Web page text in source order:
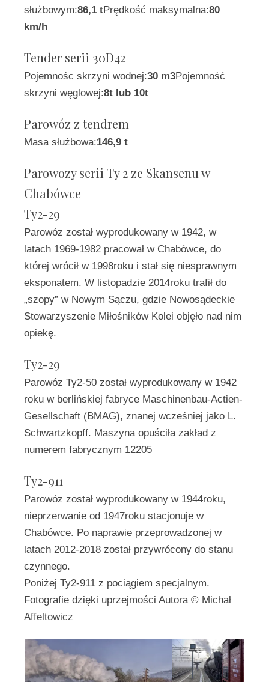
służbowym:86,1 tPrędkość maksymalna:80
km/h
Tender serii 30D42
Pojemnośc skrzyni wodnej:30 m3Pojemność
skrzyni węglowej:8t lub 10t
Parowóz z tendrem
Masa służbowa:146,9 t
Parowozy serii Ty 2 ze Skansenu w
Chabówce
Ty2-29
Parowóz został wyprodukowany w 1942, w
latach 1969-1982 pracował w Chabówce, do
której wrócił w 1998roku i stał się niesprawnym
eksponatem. W listopadzie 2014roku trafił do
„szopy” w Nowym Sączu, gdzie Nowosądeckie
Stowarzyszenie Miłośników Kolei objęło nad nim
opiekę.
Ty2-29
Parowóz Ty2-50 został wyprodukowany w 1942
roku w berlińskiej fabryce Maschinenbau-Actien-
Gesellschaft (BMAG), znanej wcześniej jako L.
Schwartzkopff. Maszyna opuściła zakład z
numerem fabrycznym 12205
Ty2-911
Parowóz został wyprodukowany w 1944roku,
nieprzerwanie od 1947roku stacjonuje w
Chabówce. Po naprawie przeprowadzonej w
latach 2012-2018 został przywrócony do stanu
czynnego.
Poniżej Ty2-911 z pociągiem specjalnym.
Fotografie dzięki uprzejmości Autora © Michał
Affeltowicz